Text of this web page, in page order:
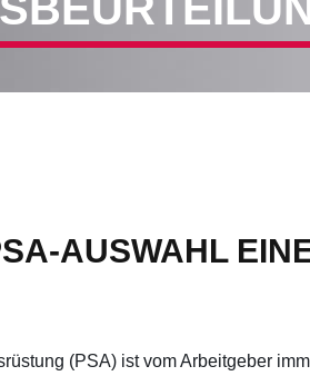
AUSWAHL
(PSA) ist vom Arbeitgeber